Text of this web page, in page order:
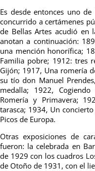
Es desde entonces uno
concurrido a certámenes
de Bellas Artes acudió en
anotan a continuación:
una mención honorífica;
Familia pobre; 1912: tres
Gijón; 1917, Una romería
su tío don Manuel
medalla; 1922,
Romería y Primavera;
tarasca; 1934, Un
Picos de Europa.
Otras exposiciones de
fueron: la celebrada en
de 1929 con los cuadros
de Otoño de 1931, con el